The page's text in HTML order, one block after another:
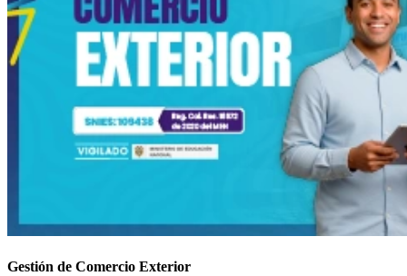
Gestión de Comercio Exterior